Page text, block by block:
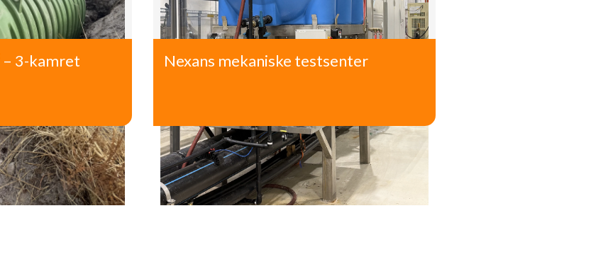
– 3-kamret
Nexans mekaniske testsenter